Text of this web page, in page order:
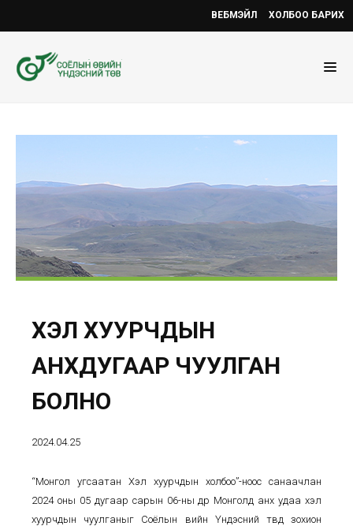
ВЕБМЭЙЛ ХОЛБОО БАРИХ
ХЭЛ ХУУРЧДЫН
АНХДУГААР ЧУУЛГАН
БОЛНО
2024.04.25
“Монгол угсаатан Хэл хуурчдын холбоо”-ноос санаачлан
2024 оны 05 дугаар сарын 06-ны өдөр Монголд анх удаа хэл
хуурчдын чуулганыг Соёлын өвийн Үндэсний төвд зохион